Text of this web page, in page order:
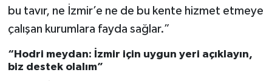
bu tavır, ne İzmir’e ne de bu kente hizmet etmeye
çalışan kurumlara fayda sağlar.”
“Hodri meydan: İzmir için uygun yeri açıklayın,
biz destek olalım”